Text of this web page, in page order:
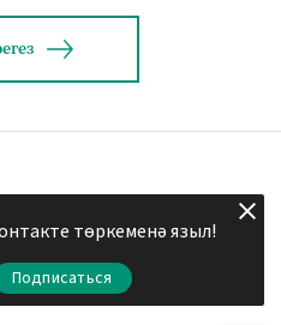
төркеменә языл!
Подписаться